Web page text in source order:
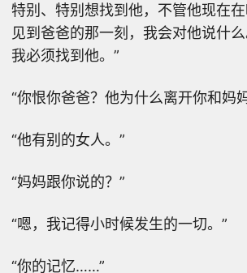
特别、特别想找到他，不管他现在
见到爸爸的那一刻，我会对他说什么
我必须找到他。”
“你恨你爸爸？他为什么离开你和妈
“他有别的女人。”
“妈妈跟你说的？”
“嗯，我记得小时候发生的一切。”
“你的记忆……”